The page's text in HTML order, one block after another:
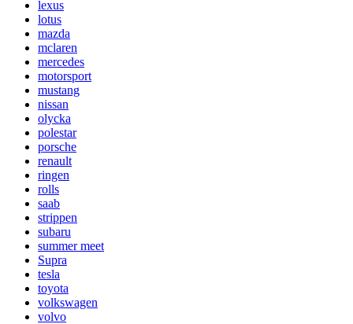
lexus
lotus
mazda
mclaren
mercedes
motorsport
mustang
nissan
olycka
polestar
porsche
renault
ringen
rolls
saab
strippen
subaru
summer meet
Supra
tesla
toyota
volkswagen
volvo